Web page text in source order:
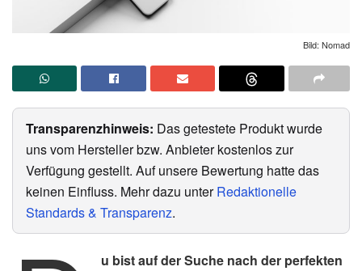
Bild: Nomad
Transparenzhinweis: Das getestete Produkt wurde
uns vom Hersteller bzw. Anbieter kostenlos zur
Verfügung gestellt. Auf unsere Bewertung hatte das
keinen Einfluss. Mehr dazu unterRedaktionelle
Standards & Transparenz.
u bist auf der Suche nach der perfekten